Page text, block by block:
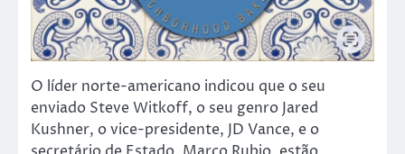
O líder norte-americano indicou que o seu
enviado Steve Witkoff, o seu genro Jared
Kushner, o vice-presidente, JD Vance, e o